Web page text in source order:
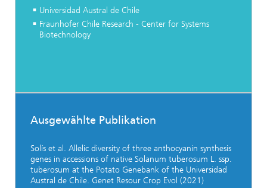
Universidad Austral de Chile
Fraunhofer Chile Research - Center for Systems
Biotechnology
Ausgewählte Publikation
Solís et al. Allelic diversity of three anthocyanin synthesis
genes in accessions of native Solanum tuberosum L. ssp.
tuberosum at the Potato Genebank of the Universidad
Austral de Chile. Genet Resour Crop Evol (2021)